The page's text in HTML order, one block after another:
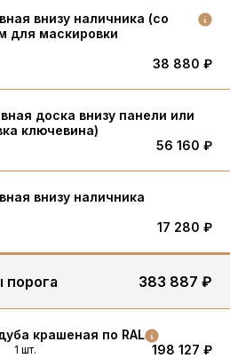
внизу наличника (со
для маскировки
38 880 ₽
доска внизу панели или
ключевина)
56 160 ₽
внизу наличника
17 280 ₽
порога 383 887 ₽
крашеная по RAL
1 шт. 198 127 ₽